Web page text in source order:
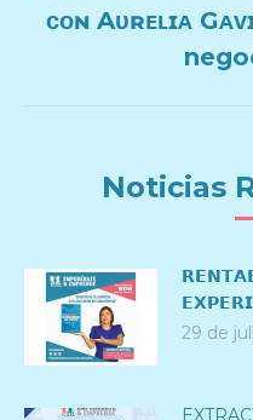
ᴄᴏɴ Aᴜʀᴇʟɪᴀ
Noticias
29 de